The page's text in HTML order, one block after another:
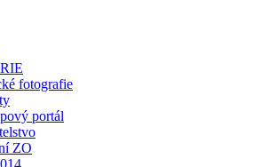
fotografie
portál
ZO